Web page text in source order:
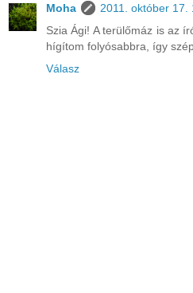
Moha
2011. október 17.
Szia Ági! A terülőmáz is az
hígítom folyósabbra, így
Válasz